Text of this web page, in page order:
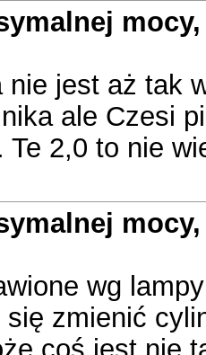
nie jest aż tak
ale Czesi
2,0 to nie
wg
zmienić
coś jest nie